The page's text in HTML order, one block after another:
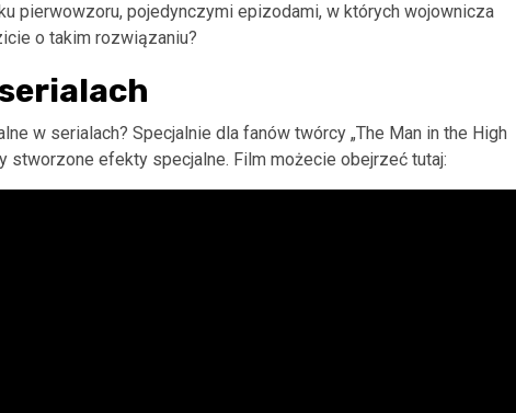
pierwowzoru, pojedynczymi epizodami, w których wojownicza
o takim rozwiązaniu?
w serialach? Specjalnie dla fanów twórcy „The Man in the High
stworzone efekty specjalne. Film możecie obejrzeć tutaj: